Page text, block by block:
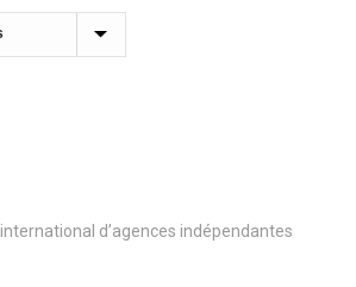
d’agences indépendantes